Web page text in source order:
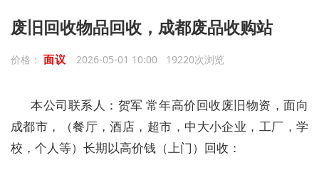
废旧回收物品回收，成都废品收购站
价格： 面议 2026-05-01 10:00 19220次浏览
本公司联系人：贺军 常年高价回收废旧物资，面向
成都市，（餐厅，酒店，超市，中大小企业，工厂，学
校，个人等）长期以高价钱（上门）回收：